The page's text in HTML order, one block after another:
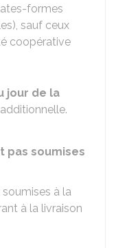
formes
sauf ceux
coopérative
jour de la
pas soumises
à la
à la livraison